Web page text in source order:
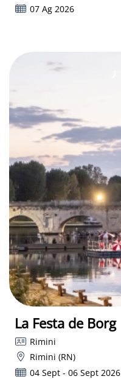
07 Ag 2026
La Festa de Borg
Rimini
Rimini (RN)
04 Sept - 06 Sept 2026